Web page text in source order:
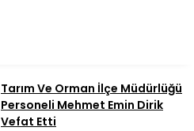
Tarım Ve Orman İlçe Müdürlüğü
Personeli Mehmet Emin Dirik
Vefat Etti